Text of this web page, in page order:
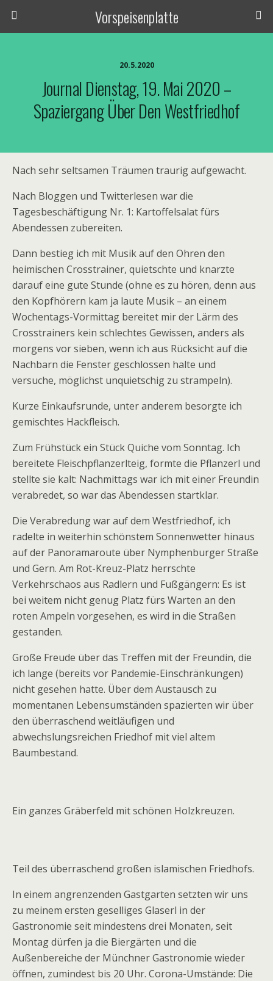
Vorspeisenplatte
20.5.2020
Journal Dienstag, 19. Mai 2020 –
Spaziergang Über Den Westfriedhof
Nach sehr seltsamen Träumen traurig aufgewacht.
Nach Bloggen und Twitterlesen war die
Tagesbeschäftigung Nr. 1: Kartoffelsalat fürs
Abendessen zubereiten.
Dann bestieg ich mit Musik auf den Ohren den
heimischen Crosstrainer, quietschte und knarzte
darauf eine gute Stunde (ohne es zu hören, denn aus
den Kopfhörern kam ja laute Musik – an einem
Wochentags-Vormittag bereitet mir der Lärm des
Crosstrainers kein schlechtes Gewissen, anders als
morgens vor sieben, wenn ich aus Rücksicht auf die
Nachbarn die Fenster geschlossen halte und
versuche, möglichst unquietschig zu strampeln).
Kurze Einkaufsrunde, unter anderem besorgte ich
gemischtes Hackfleisch.
Zum Frühstück ein Stück Quiche vom Sonntag. Ich
bereitete Fleischpflanzerlteig, formte die Pflanzerl und
stellte sie kalt: Nachmittags war ich mit einer Freundin
verabredet, so war das Abendessen startklar.
Die Verabredung war auf dem Westfriedhof, ich
radelte in weiterhin schönstem Sonnenwetter hinaus
auf der Panoramaroute über Nymphenburger Straße
und Gern. Am Rot-Kreuz-Platz herrschte
Verkehrschaos aus Radlern und Fußgängern: Es ist
bei weitem nicht genug Platz fürs Warten an den
roten Ampeln vorgesehen, es wird in die Straßen
gestanden.
Große Freude über das Treffen mit der Freundin, die
ich lange (bereits vor Pandemie-Einschränkungen)
nicht gesehen hatte. Über dem Austausch zu
momentanen Lebensumständen spazierten wir über
den überraschend weitläufigen und
abwechslungsreichen Friedhof mit viel altem
Baumbestand.
Ein ganzes Gräberfeld mit schönen Holzkreuzen.
Teil des überraschend großen islamischen Friedhofs.
In einem angrenzenden Gastgarten setzten wir uns
zu meinem ersten geselliges Glaserl in der
Gastronomie seit mindestens drei Monaten, seit
Montag dürfen ja die Biergärten und die
Außenbereiche der Münchner Gastronomie wieder
öffnen, zumindest bis 20 Uhr. Corona-Umstände: Die